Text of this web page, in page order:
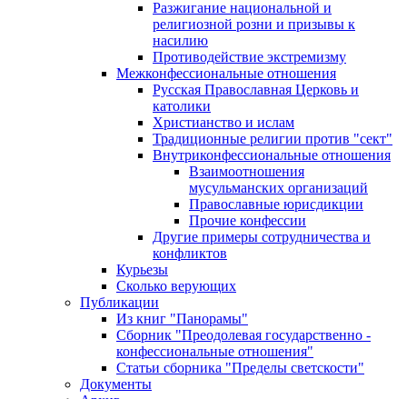
Разжигание национальной и
религиозной розни и призывы к
насилию
Противодействие экстремизму
Межконфессиональные отношения
Русская Православная Церковь и
католики
Христианство и ислам
Традиционные религии против "сект"
Внутриконфессиональные отношения
Взаимоотношения
мусульманских организаций
Православные юрисдикции
Прочие конфессии
Другие примеры сотрудничества и
конфликтов
Курьезы
Сколько верующих
Публикации
Из книг "Панорамы"
Сборник "Преодолевая государственно -
конфессиональные отношения"
Статьи сборника "Пределы светскости"
Документы